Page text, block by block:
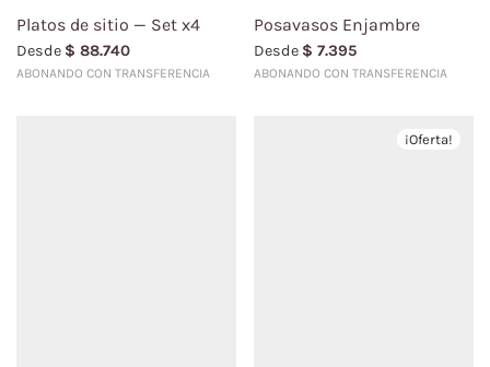
Platos de sitio — Set x4
Desde $ 88.740
ABONANDO CON TRANSFERENCIA
Posavasos Enjambre
Desde $ 7.395
ABONANDO CON TRANSFERENCIA
¡Oferta!